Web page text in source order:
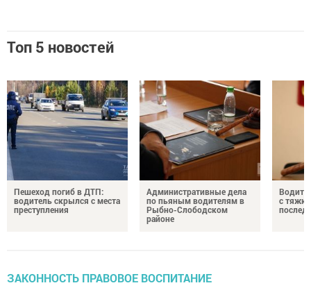
Топ 5 новостей
Пешеход погиб в ДТП:
водитель скрылся с места
преступления
Административные дела
по пьяным водителям в
Рыбно-Слободском
районе
с
ЗАКОННОСТЬ ПРАВОВОЕ ВОСПИТАНИЕ